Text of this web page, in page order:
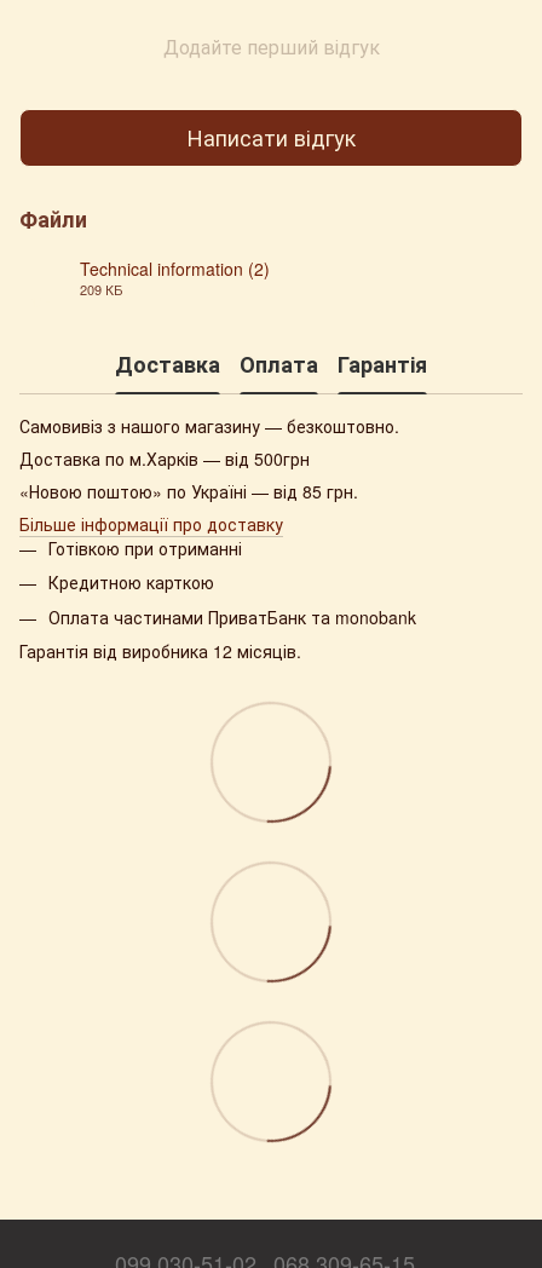
Додайте перший відгук
Написати відгук
Файли
Technical information (2)
209 КБ
Доставка Оплата Гарантія
Самовивіз з нашого магазину — безкоштовно.
Доставка по м.Харків — від 500грн
«Новою поштою» по Україні — від 85 грн.
Більше інформації про доставку
Готівкою при отриманні
Кредитною карткою
Оплата частинами ПриватБанк та monobank
Гарантія від виробника 12 місяців.